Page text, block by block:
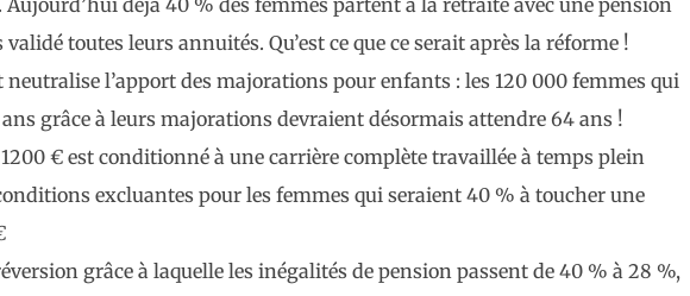
déjà 40 % des femmes partent à la retraite avec une pension
toutes leurs annuités. Qu’est ce que ce serait après la réforme !
neutralise l’apport des majorations pour enfants : les 120 000 femmes qui
grâce à leurs majorations devraient désormais attendre 64 ans !
€ est conditionné à une carrière complète travaillée à temps plein
excluantes pour les femmes qui seraient 40 % à toucher une
grâce à laquelle les inégalités de pension passent de 40 % à 28 %,